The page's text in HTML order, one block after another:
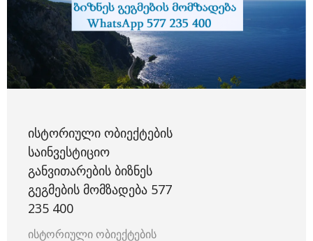
ᲘᲡᲢᲝᲠᲘᲣᲚᲘ ᲝᲑᲘᲔᲥᲢᲔᲑᲘᲡ
ᲡᲐᲘᲜᲕᲔᲡᲢᲘᲪᲘᲝ
ᲒᲐᲜᲕᲘᲗᲐᲠᲔᲑᲘᲡ ᲑᲘᲖᲜᲔᲡ
ᲒᲔᲒᲛᲔᲑᲘᲡ ᲛᲝᲛᲖᲐᲓᲔᲑᲐ 577
235 400
ისტორიული ობიექტების